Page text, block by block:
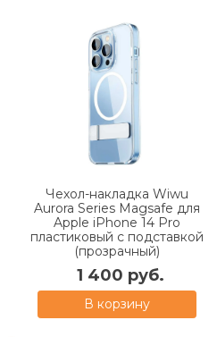
Чехол-накладка Wiwu
Aurora Series Magsafe для
Apple iPhone 14 Pro
пластиковый с подставкой
(прозрачный)
1 400 руб.
В корзину